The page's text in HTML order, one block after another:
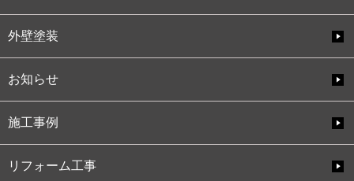
外壁塗装
お知らせ
施工事例
リフォーム工事